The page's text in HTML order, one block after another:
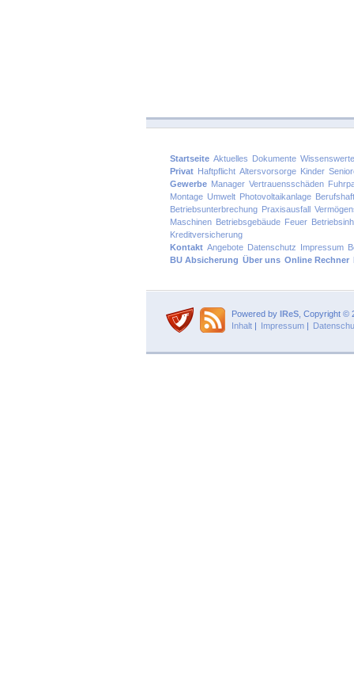
Startseite Aktuelles Dokumente
Privat Haftpflicht Altersvorsorge Kinder
Gewerbe Manager Vertrauensschäden
Montage Umwelt Photovoltaikanlage
Betriebsunterbrechung Praxisausfall
Maschinen Betriebsgebäude Feuer
Kreditversicherung
Kontakt Angebote Datenschutz Impressum
BU Absicherung Über uns Online Rechner
Powered by IReS , Copyright ©
Inhalt | Impressum |